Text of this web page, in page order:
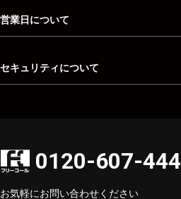
営業日について
セキュリティについて
0120-607-444
お気軽にお問い合わせください